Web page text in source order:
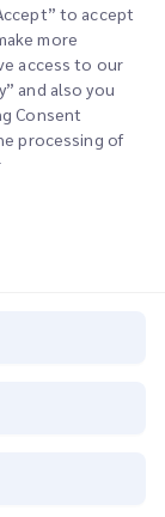
to accept
more
access to our
and also you
Consent
processing of